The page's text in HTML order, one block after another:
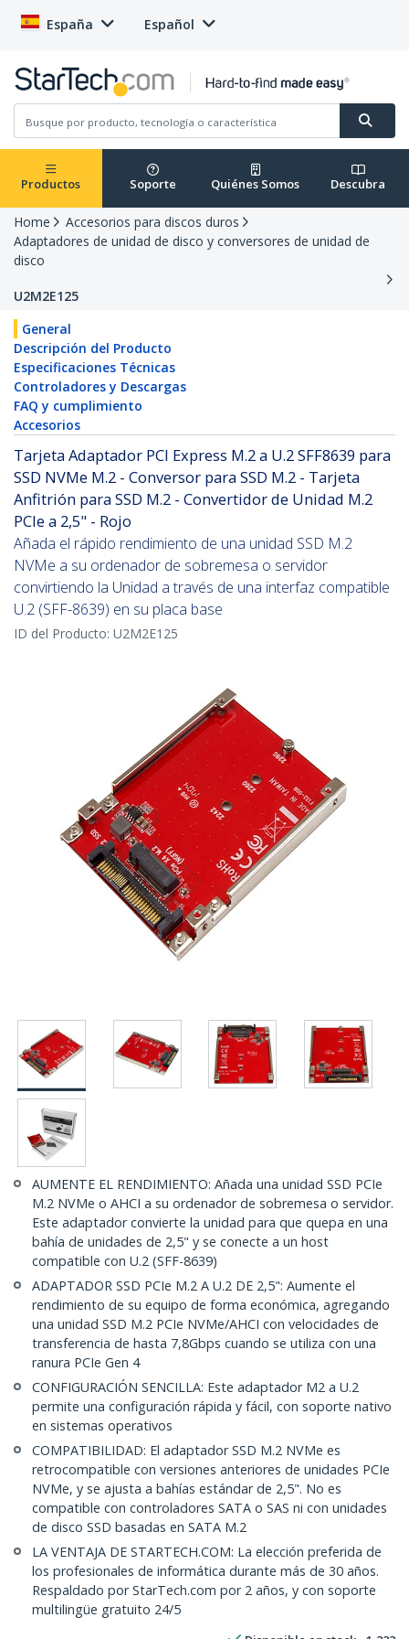
España Español
Productos Soporte Quiénes Somos Descubra
Home
Accesorios para discos duros
Adaptadores de unidad de disco y conversores de unidad de
disco
U2M2E125
General
Descripción del Producto
Especificaciones Técnicas
Controladores y Descargas
FAQ y cumplimiento
Accesorios
Tarjeta Adaptador PCI Express M.2 a U.2 SFF8639 para
SSD NVMe M.2 - Conversor para SSD M.2 - Tarjeta
Anfitrión para SSD M.2 - Convertidor de Unidad M.2
PCIe a 2,5" - Rojo
Añada el rápido rendimiento de una unidad SSD M.2
NVMe a su ordenador de sobremesa o servidor
convirtiendo la Unidad a través de una interfaz compatible
U.2 (SFF-8639) en su placa base
ID del Producto: U2M2E125
AUMENTE EL RENDIMIENTO: Añada una unidad SSD PCIe
M.2 NVMe o AHCI a su ordenador de sobremesa o servidor.
Este adaptador convierte la unidad para que quepa en una
bahía de unidades de 2,5" y se conecte a un host
compatible con U.2 (SFF-8639)
ADAPTADOR SSD PCIe M.2 A U.2 DE 2,5": Aumente el
rendimiento de su equipo de forma económica, agregando
una unidad SSD M.2 PCIe NVMe/AHCI con velocidades de
transferencia de hasta 7,8Gbps cuando se utiliza con una
ranura PCIe Gen 4
CONFIGURACIÓN SENCILLA: Este adaptador M2 a U.2
permite una configuración rápida y fácil, con soporte nativo
en sistemas operativos
COMPATIBILIDAD: El adaptador SSD M.2 NVMe es
retrocompatible con versiones anteriores de unidades PCIe
NVMe, y se ajusta a bahías estándar de 2,5". No es
compatible con controladores SATA o SAS ni con unidades
de disco SSD basadas en SATA M.2
LA VENTAJA DE STARTECH.COM: La elección preferida de
los profesionales de informática durante más de 30 años.
Respaldado por StarTech.com por 2 años, y con soporte
multilingüe gratuito 24/5